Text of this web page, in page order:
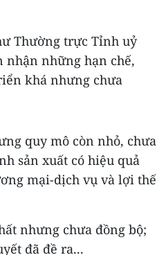
Thường trực Tỉnh uỷ
nhận những hạn chế,
khá nhưng chưa
quy mô còn nhỏ, chưa
sản xuất có hiệu quả
mại-dịch vụ và lợi thế
nhưng chưa đồng bộ;
đã đề ra...